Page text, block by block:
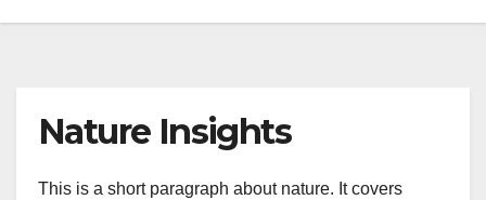
Nature Insights
This is a short paragraph about nature. It covers